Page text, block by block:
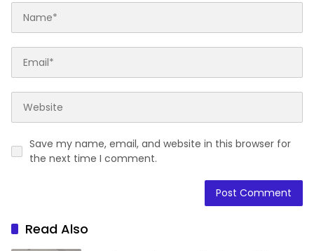
Save my name, email, and website in this browser for
the next time I comment.
Read Also